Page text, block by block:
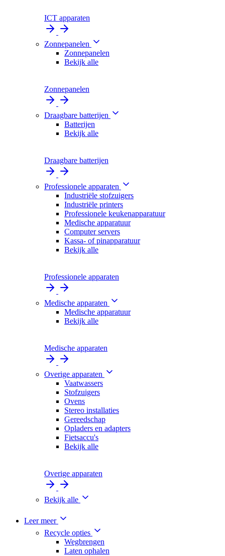
ICT apparaten
Zonnepanelen
Zonnepanelen
Bekijk alle
Zonnepanelen
Draagbare batterijen
Batterijen
Bekijk alle
Draagbare batterijen
Professionele apparaten
Industriële stofzuigers
Industriële printers
Professionele keukenapparatuur
Medische apparatuur
Computer servers
Kassa- of pinapparatuur
Bekijk alle
Professionele apparaten
Medische apparaten
Medische apparatuur
Bekijk alle
Medische apparaten
Overige apparaten
Vaatwassers
Stofzuigers
Ovens
Stereo installaties
Gereedschap
Opladers en adapters
Fietsaccu's
Bekijk alle
Overige apparaten
Bekijk alle
Leer meer
Recycle opties
Wegbrengen
Laten ophalen